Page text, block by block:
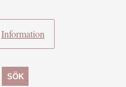
Information
SÖK